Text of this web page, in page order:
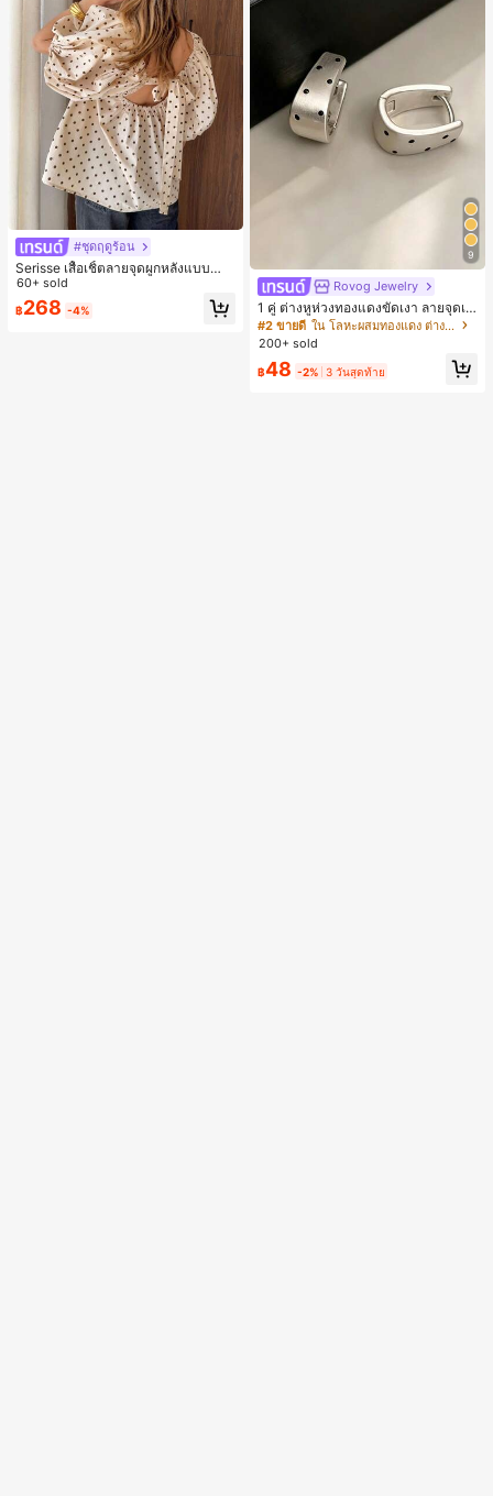
#ชุดฤดูร้อน
Serisse เสื้อเชิ้ตลายจุดผูกหลังแบบลำล
องสำหรับฤดูร้อน
60+ sold
฿268 -4%
9
Rovog Jewelry
1 คู่ ต่างหูห่วงทองแดงขัดเงา ลายจุดเร
ขาคณิตสไตล์มินิมอล เหมาะสำหรับสว
มใส่ประจำวันแบบสบายๆ สำหรับผู้หญิง
#2 ขายดี
ใน โลหะผสมทองแดง ต่างหูผู้หญิง
200+ sold
฿48 -2% 3 วันสุดท้าย